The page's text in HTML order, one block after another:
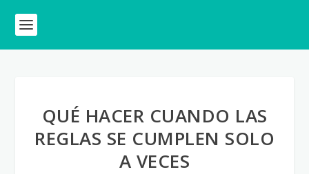
QUÉ HACER CUANDO LAS
REGLAS SE CUMPLEN SOLO
A VECES